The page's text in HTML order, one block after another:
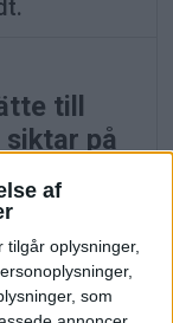
af
oplysninger,
som
till
siktar på
ett nytt